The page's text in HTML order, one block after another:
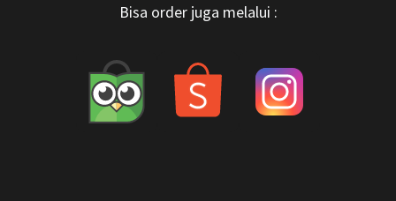
Bisa order juga melalui :